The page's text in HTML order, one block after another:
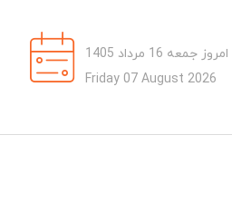
امروز جمعه 16 مرداد 1405
Friday 07 August 2026